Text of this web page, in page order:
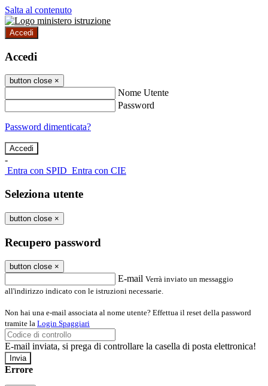
Salta al contenuto
Accedi
Accedi
button close ×
Nome Utente
Password
Password dimenticata?
-
Entra con SPID Entra con CIE
Seleziona utente
button close ×
Recupero password
button close ×
E-mail Verrà inviato un messaggio
all'indirizzo indicato con le istruzioni necessarie.
Non hai una e-mail associata al nome utente? Effettua il reset della password
tramite la Login Spaggiari
E-mail inviata, si prega di controllare la casella di posta elettronica!
Errore